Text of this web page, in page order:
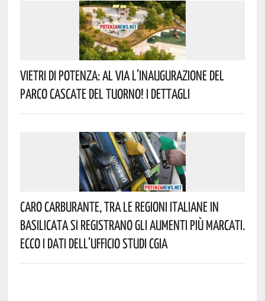
Vietri Di Potenza: Al Via L’inaugurazione Del
Parco Cascate Del Tuorno! I Dettagli
Caro Carburante, Tra Le Regioni Italiane In
Basilicata Si Registrano Gli Aumenti Più Marcati.
Ecco I Dati Dell’Ufficio Studi CGIA